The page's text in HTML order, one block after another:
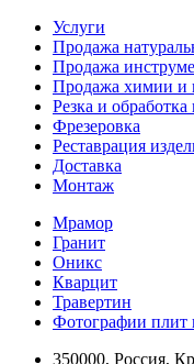
Услуги
Продажа
Продажа
Продажа химии и
Резка и
Фрезеровка
Реставрация
Доставка
Монтаж
Мрамор
Гранит
Оникс
Кварцит
Травертин
Фотографии плит
350000, Россия,